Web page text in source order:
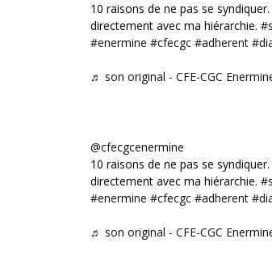
10 raisons de ne pas se syndiquer.
directement avec ma hiérarchie.
#enermine #cfecgc #adherent
♬ son original - CFE-CGC
@cfecgcenermine
10 raisons de ne pas se syndiquer.
directement avec ma hiérarchie.
#enermine #cfecgc #adherent
♬ son original - CFE-CGC